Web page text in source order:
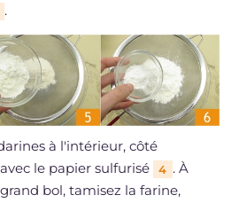
.
à l'intérieur, côté
le papier sulfurisé
4 . À
bol, tamisez la farine,